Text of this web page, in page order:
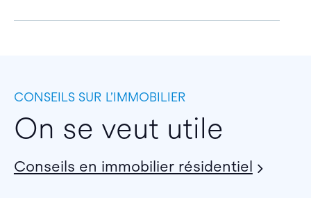
CONSEILS SUR L’IMMOBILIER
On se veut utile
Conseils en immobilier résidentiel